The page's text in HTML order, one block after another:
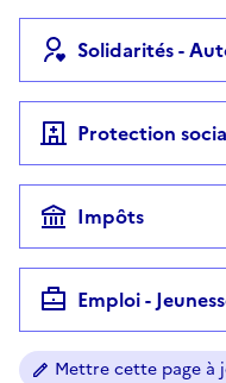
Solidarités -
Protection
Impôts
Emploi -
Mettre cette page à